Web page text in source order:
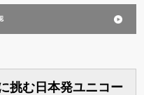
挑む日本発ユニコー